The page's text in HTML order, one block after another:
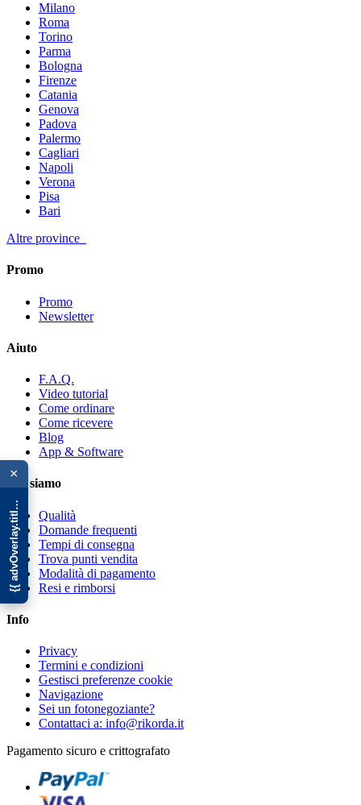
×
{{ advOverlay.title || 'Promo' }}
Milano
Roma
Torino
Parma
Bologna
Firenze
Catania
Genova
Padova
Palermo
Cagliari
Napoli
Verona
Pisa
Bari
Altre province
Promo
Promo
Newsletter
Aiuto
F.A.Q.
Video tutorial
Come ordinare
Come ricevere
Blog
App & Software
Chi siamo
Qualità
Domande frequenti
Tempi di consegna
Trova punti vendita
Modalità di pagamento
Resi e rimborsi
Info
Privacy
Termini e condizioni
Gestisci preferenze cookie
Navigazione
Sei un fotonegoziante?
Contattaci a: info@rikorda.it
Pagamento sicuro e crittografato